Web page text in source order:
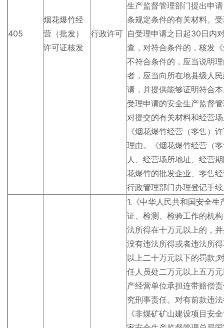
405
烟花爆竹经
营（批发）
许可证核发
行政许可
生产监督管理部门提出申
条规定条件的有关材料。
自受理申请之日起30日内
查，对符合条件的，核发
不符合条件的，应当说明
者，应当向所在地县级人
请，并提供能够证明符合
受理申请的安全生产监督
对提交的有关材料和经营
《烟花爆竹经营（零售）
理由。《烟花爆竹经营（
人、经营场所地址、经营
花爆竹的批发企业、零售
行政管理部门办理登记手
1.《中华人民共和国安全
证、检测、检验工作的机
法所得在十万元以上的，
没有违法所得或者违法所
以上二十万元以下的罚款;
任人员处二万元以上五万
产经营单位承担连带赔偿
究刑事责任。对有前款违
《非煤矿矿山建设项目安